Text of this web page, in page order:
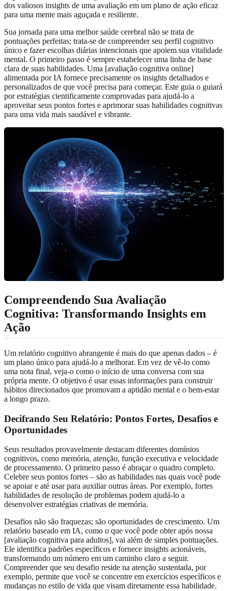
dos valiosos insights de uma avaliação em um plano de ação eficaz
para uma mente mais aguçada e resiliente.
Sua jornada para uma melhor saúde cerebral não se trata de
pontuações perfeitas; trata-se de compreender seu perfil cognitivo
único e fazer escolhas diárias intencionais que apoiem sua vitalidade
mental. O primeiro passo é sempre estabelecer uma linha de base
clara de suas habilidades. Uma [avaliação cognitiva online]
alimentada por IA fornece precisamente os insights detalhados e
personalizados de que você precisa para começar. Este guia o guiará
por estratégias cientificamente comprovadas para ajudá-lo a
aproveitar seus pontos fortes e aprimorar suas habilidades cognitivas
para uma vida mais saudável e vibrante.
Compreendendo Sua Avaliação
Cognitiva: Transformando Insights em
Ação
Um relatório cognitivo abrangente é mais do que apenas dados – é
um plano único para ajudá-lo a melhorar. Em vez de vê-lo como
uma nota final, veja-o como o início de uma conversa com sua
própria mente. O objetivo é usar essas informações para construir
hábitos direcionados que promovam a aptidão mental e o bem-estar
a longo prazo.
Decifrando Seu Relatório: Pontos Fortes, Desafios e
Oportunidades
Seus resultados provavelmente destacam diferentes domínios
cognitivos, como memória, atenção, função executiva e velocidade
de processamento. O primeiro passo é abraçar o quadro completo.
Celebre seus pontos fortes – são as habilidades nas quais você pode
se apoiar e até usar para auxiliar outras áreas. Por exemplo, fortes
habilidades de resolução de problemas podem ajudá-lo a
desenvolver estratégias criativas de memória.
Desafios não são fraquezas; são oportunidades de crescimento. Um
relatório baseado em IA, como o que você pode obter após nossa
[avaliação cognitiva para adultos], vai além de simples pontuações.
Ele identifica padrões específicos e fornece insights acionáveis,
transformando um número em um caminho claro a seguir.
Compreender que seu desafio reside na atenção sustentada, por
exemplo, permite que você se concentre em exercícios específicos e
mudanças no estilo de vida que visam diretamente essa habilidade.